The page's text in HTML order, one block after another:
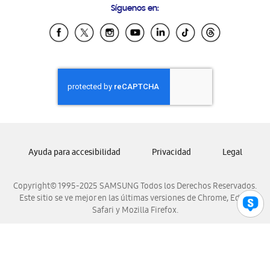
Samsung Ecuador
Samsung El Salvador
Samsung Honduras
Samsung Nicaragua
Samsung Panamá
Samsung Venezuela
Síguenos en:
Copyright© 1995-2025 SAMSUNG Todos los Derechos Reservados.
Este sitio se ve mejor en las últimas versiones de Chrome, Edge,
Safari y Mozilla Firefox.
Ayuda para accesibilidad Privacidad Legal